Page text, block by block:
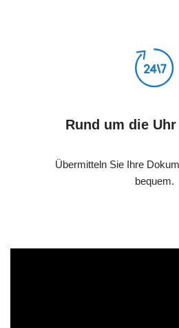
Rund um die
Übermitteln Sie Ihre
bequem.